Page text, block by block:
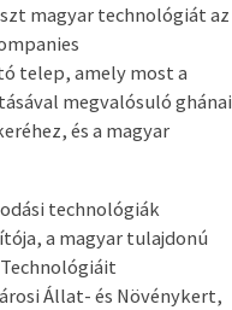
magyar technológiát az
telep, amely most a
megvalósuló ghánai
és a magyar
technológiák
a magyar tulajdonú
Állat- és Növénykert,